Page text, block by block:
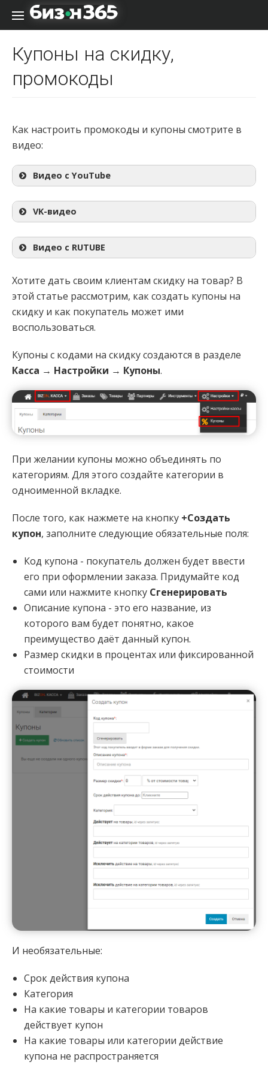
Перейти к содержанию
Купоны на скидку,
промокоды
Как настроить промокоды и купоны смотрите в
видео:
Видео с YouTube
VK-видео
Видео с RUTUBE
Хотите дать своим клиентам скидку на товар? В
этой статье рассмотрим, как создать купоны на
скидку и как покупатель может ими
воспользоваться.
Купоны с кодами на скидку создаются в разделе
Касса → Настройки → Купоны.
При желании купоны можно объединять по
категориям. Для этого создайте категории в
одноименной вкладке.
После того, как нажмете на кнопку +Создать
купон, заполните следующие обязательные поля:
Код купона - покупатель должен будет ввести
его при оформлении заказа. Придумайте код
сами или нажмите кнопку Сгенерировать
Описание купона - это его название, из
которого вам будет понятно, какое
преимущество даёт данный купон.
Размер скидки в процентах или фиксированной
стоимости
И необязательные:
Срок действия купона
Категория
На какие товары и категории товаров
действует купон
На какие товары или категории действие
купона не распространяется